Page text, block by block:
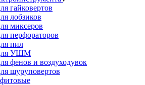
гайковертов
лобзиков
миксеров
перфораторов
пил
УШМ
фенов и воздуходувок
шуруповертов